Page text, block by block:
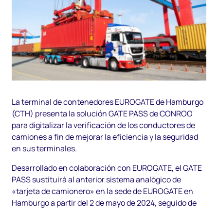
La terminal de contenedores EUROGATE de Hamburgo
(CTH) presenta la solución GATE PASS de CONROO
para digitalizar la verificación de los conductores de
camiones a fin de mejorar la eficiencia y la seguridad
en sus terminales.
Desarrollado en colaboración con EUROGATE, el GATE
PASS sustituirá al anterior sistema analógico de
«tarjeta de camionero» en la sede de EUROGATE en
Hamburgo a partir del 2 de mayo de 2024, seguido de